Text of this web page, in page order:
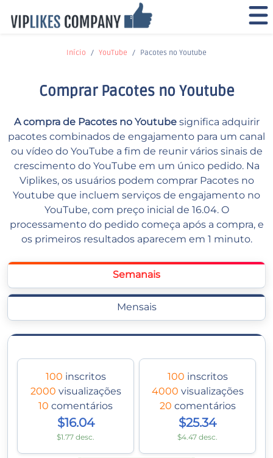
Início YouTube Pacotes no Youtube
Comprar Pacotes no Youtube
A compra de Pacotes no Youtubesignifica adquirir
pacotes combinados de engajamento para um canal
ou vídeo do YouTube a fim de reunir vários sinais de
crescimento do YouTube em um único pedido. Na
Viplikes, os usuários podem comprar Pacotes no
Youtube que incluem serviços de engajamento no
YouTube, com preço inicial de 16.04. O
processamento do pedido começa após a compra, e
os primeiros resultados aparecem em 1 minuto.
Semanais
Mensais
100 inscritos
2000 visualizações
10 comentários
$16.04
$1.77 desc.
100 inscritos
4000 visualizações
20 comentários
$25.34
$4.47 desc.